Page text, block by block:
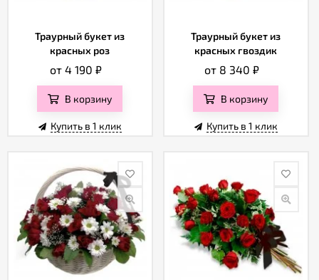
Траурный букет из
красных роз
от 4 190 ₽
В корзину
Купить в 1 клик
Траурный букет из
красных гвоздик
от 8 340 ₽
В корзину
Купить в 1 клик